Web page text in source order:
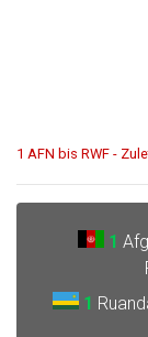
1 AFN bis RWF -
1
1